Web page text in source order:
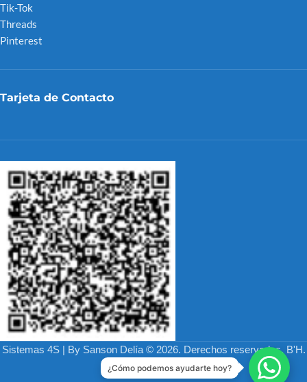
Tik-Tok
Threads
Pinterest
Tarjeta de Contacto
Sistemas 4S | By Sanson Delía © 2026. Derechos reservados. B'H.
Desarrollado Por
¿Cómo podemos ayudarte hoy?